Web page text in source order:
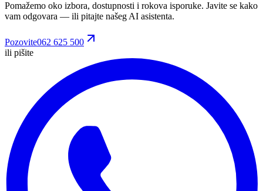
Pomažemo oko izbora, dostupnosti i rokova isporuke. Javite se kako
vam odgovara — ili pitajte našeg AI asistenta.
Pozovite062 625 500
ili pišite